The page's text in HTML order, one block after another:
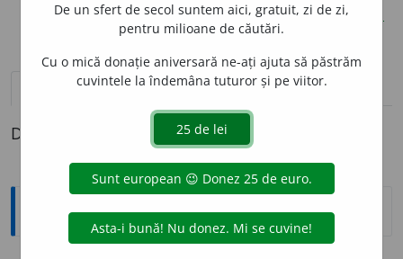
opțiuni
definiții (1) pronunțievolume_up (26)
Definiția cu ID-ul 1022678:
Sinonime
De un sfert de secol suntem aici, gratuit, zi de zi,
pentru milioane de căutări.
Cu o mică donație aniversară ne-ați ajuta să păstrăm
cuvintele la îndemâna tuturor și pe viitor.